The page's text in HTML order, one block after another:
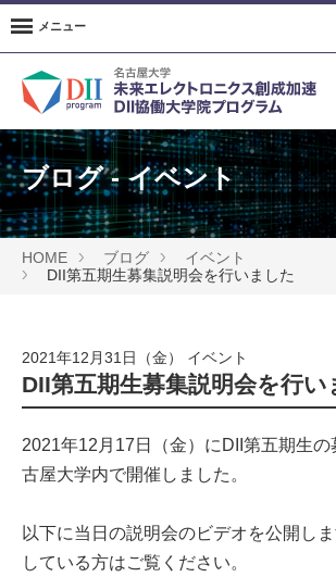
メニュー
ブログ - イベント
HOME ブログ
イベント
DII第五期生募集説明会を行いました
2021年12月31日（金） イベント
DII第五期生募集説明会を行い
2021年12月17日（金）にDII第五期生の
古屋大学内で開催しました。
以下に当日の説明会のビデオを公開し
している方はご覧ください。